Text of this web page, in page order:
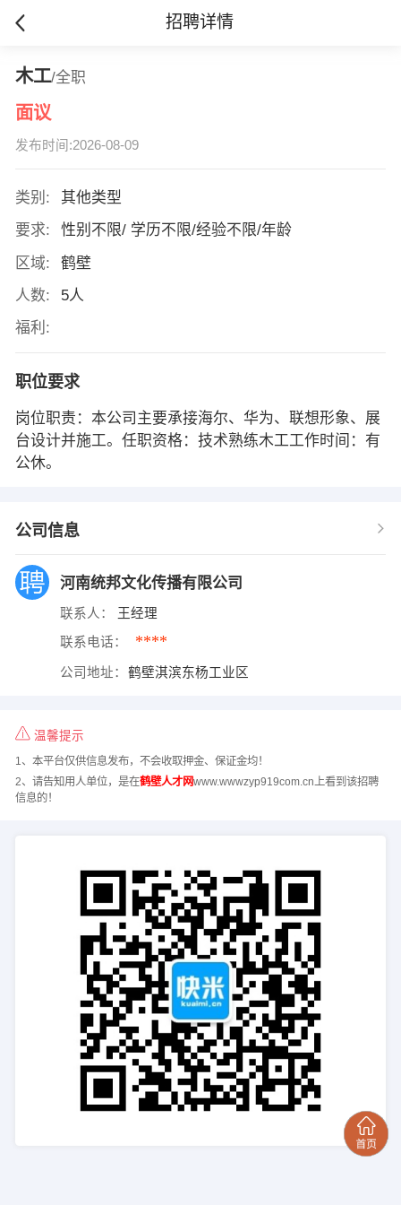
招聘详情
木工/全职
面议
发布时间:2026-08-09
类别:
其他类型
要求:
性别不限/ 学历不限/经验不限/年龄
区域:
鹤壁
人数:
5人
福利:
职位要求
岗位职责：本公司主要承接海尔、华为、联想形象、展
台设计并施工。任职资格：技术熟练木工工作时间：有
公休。
公司信息
河南统邦文化传播有限公司
联系人： 王经理
联系电话： ****
公司地址： 鹤壁淇滨东杨工业区
温馨提示
1、本平台仅供信息发布，不会收取押金、保证金均！
2、请告知用人单位，是在鹤壁人才网www.wwwzyp919com.cn上看到该招聘
信息的！